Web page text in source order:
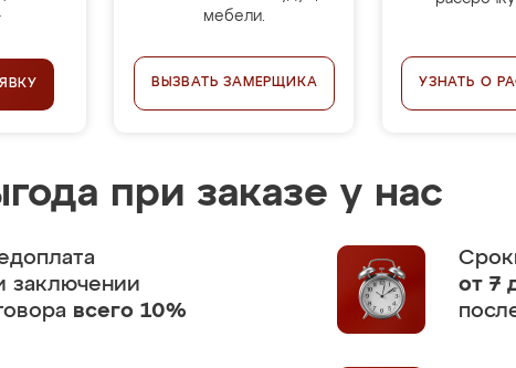
мебели.
ВЫЗВАТЬ ЗАМЕРЩИКА УЗНАТЬ О
при заказе у нас
заключении
всего 10%
от 7